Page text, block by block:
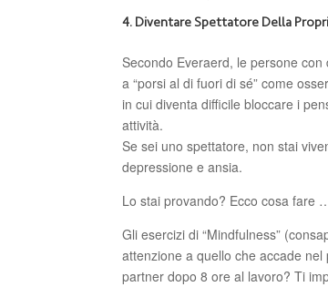
4. Diventare Spettatore Della
Secondo Everaerd, le persone
a “porsi al di fuori di sé” come
in cui diventa difficile bloccare i
attività.
Se sei uno spettatore, non stai
depressione e ansia.
Lo stai provando? Ecco cosa fare
Gli esercizi di “Mindfulness”
attenzione a quello che accade
partner dopo 8 ore al lavoro? Ti